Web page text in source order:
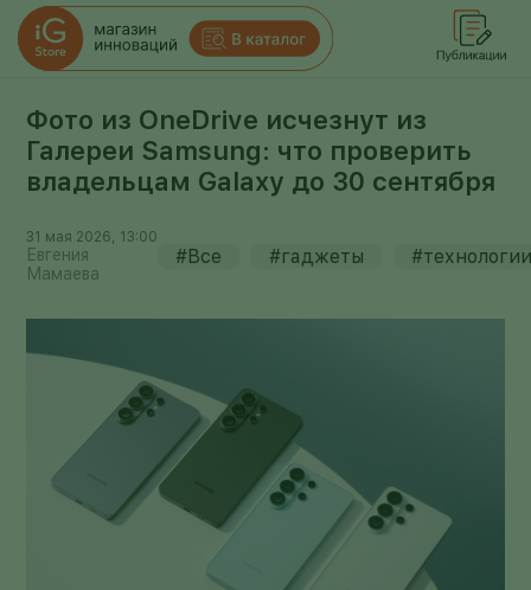
Фото из OneDrive исчезнут из
Галереи Samsung: что проверить
владельцам Galaxy до 30 сентября
31 мая 2026, 13:00
Евгения
Мамаева
#Все #гаджеты